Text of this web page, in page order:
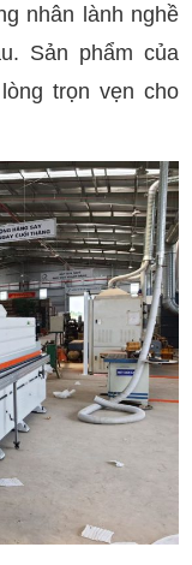
nhân lành nghề
Sản phẩm của
trọn vẹn cho